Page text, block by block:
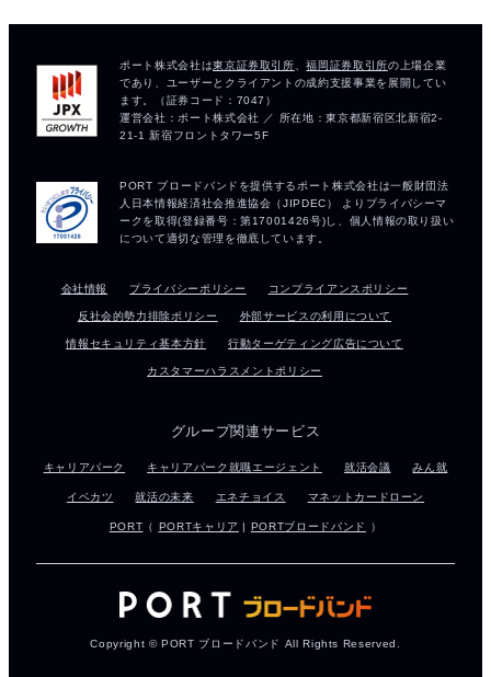
会社情報 プライバシーポリシー コンプライアンスポリシー
反社会的勢力排除ポリシー 外部サービスの利用について
情報セキュリティ基本方針 行動ターゲティング広告について
カスタマーハラスメントポリシー